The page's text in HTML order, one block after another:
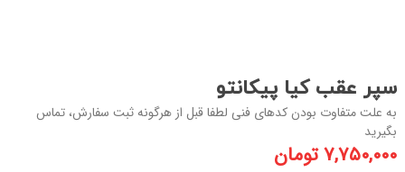
سپر عقب کیا پیکانتو
به علت متفاوت بودن کدهای فنی لطفا قبل از هرگونه ثبت سفارش، تماس
بگیرید
۷,۷۵۰,۰۰۰تومان